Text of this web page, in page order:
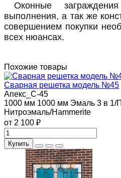
Оконные
выполнения, а так же
совершением покупки
всех нюансах.
Похожие товары
Сварная решетка модель №45
Апекс_С-45
1000 мм 1000 мм Эмаль 3 в 1/
Нитроэмаль/Hammerite
от 2 100 ₽
Купить